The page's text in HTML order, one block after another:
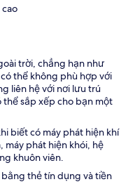
trời, chẳng hạn như
thể không phù hợp với
liên hệ với nơi lưu trú
thể sắp xếp cho bạn một
biết có máy phát hiện khí
máy phát hiện khói, hệ
khuôn viên.
thẻ tín dụng và tiền